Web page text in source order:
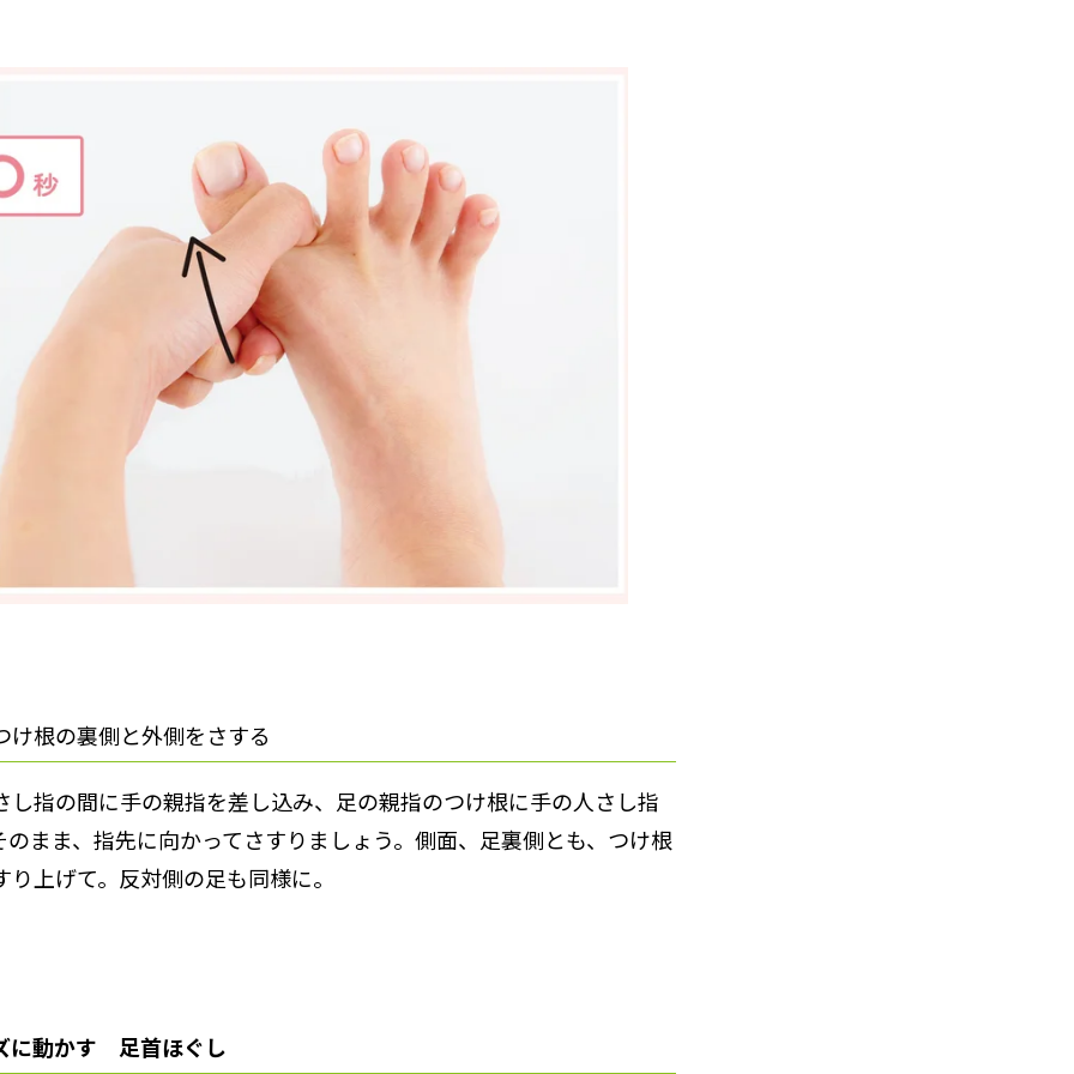
け根の裏側と外側をさする
し指の間に手の親指を差し込み、足の親指のつけ根に手の人さし指
のまま、指先に向かってさすりましょう。側面、足裏側とも、つけ根
上げて。反対側の足も同様に。
に動かす 足首ほぐし